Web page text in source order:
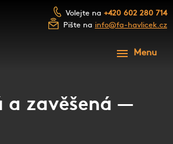
Volejte na +420 602 280 714
Pište na info@fa-havlicek.cz
Menu
a zavěšená —